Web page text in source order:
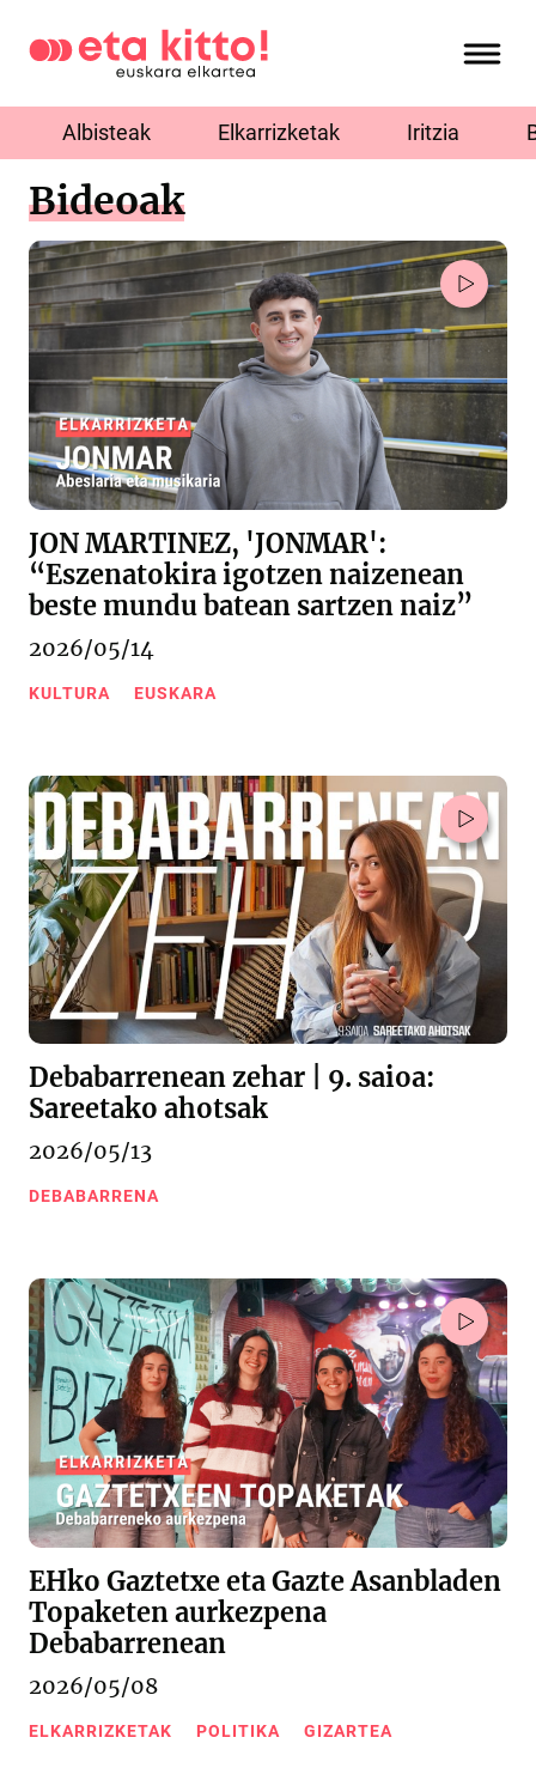
Albisteak Elkarrizketak Iritzia
Bideoak
JON MARTINEZ, 'JONMAR':
“Eszenatokira igotzen naizenean
beste mundu batean sartzen naiz”
2026/05/14
KULTURA EUSKARA
Debabarrenean zehar | 9. saioa:
Sareetako ahotsak
2026/05/13
DEBABARRENA
EHko Gaztetxe eta Gazte Asanbladen
Topaketen aurkezpena
Debabarrenean
2026/05/08
ELKARRIZKETAK POLITIKA GIZARTEA